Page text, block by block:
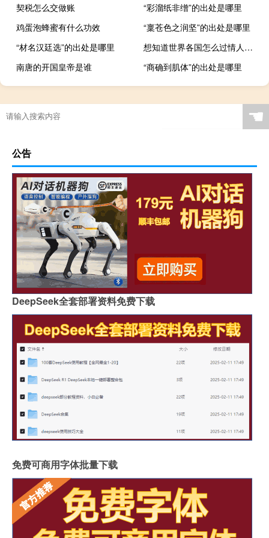
契税怎么交做账
“彩溜纸非缯”的出处是哪里
鸡蛋泡蜂蜜有什么功效
“稟苍色之润坚”的出处是哪里
“材名汉廷选”的出处是哪里
想知道世界各国怎么过情人节的吗？
南唐的开国皇帝是谁
“商确到肌体”的出处是哪里
☚
公告
DeepSeek全套部署资料免费下载
免费可商用字体批量下载